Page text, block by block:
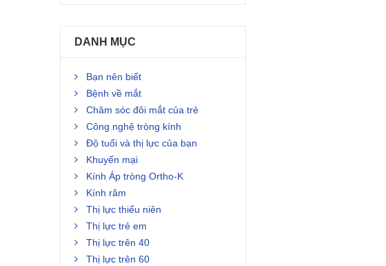
DANH MỤC
Bạn nên biết
Bệnh về mắt
Chăm sóc đôi mắt của trẻ
Công nghệ tròng kính
Độ tuổi và thị lực của bạn
Khuyến mại
Kính Áp tròng Ortho-K
Kính râm
Thị lực thiếu niên
Thị lực trẻ em
Thị lực trên 40
Thị lực trên 60